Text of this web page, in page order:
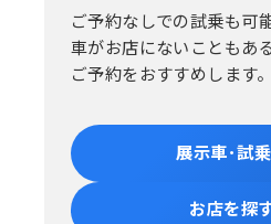
ご予約なしでの試乗も可
車がお店にないこともあ
ご予約をおすすめします。
展示車･試
お店を探